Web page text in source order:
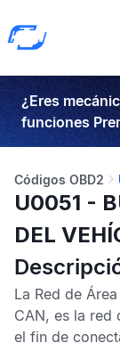
¿Eres
funciones
Códigos OBD2
U0051 -
DEL
La Red de
CAN, es la red
el fin de